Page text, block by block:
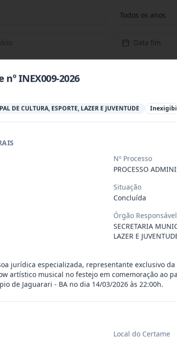
Todos os anos
Data fim
à instalação do CIAPE (Centro In
PARA A PRESTAÇÃO DE SERVIÇOS DE SEGUR...
JURÍDICA ESPECIALIZADA PARA A LOCAÇÃO
física ou jurídica para serviços de pr...
civil, para a construção de 4
INEX009-2026
DE CULTURA, ESPORTE, LAZER E JUVENTUDE
Nº Processo
PROCESSO
Situação
Concluída
Órgão Responsável
SECRETARIA
LAZER E
jurídica especializada, representante exclusivo
artístico musical no festejo em comemoração ao
de Jaguarari - BA no dia 14/03/2026 às 22:00h.
Local do Certame